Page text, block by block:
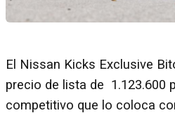
El Nissan Kicks Exclusive
precio de lista de 1.123.600
competitivo que lo coloca